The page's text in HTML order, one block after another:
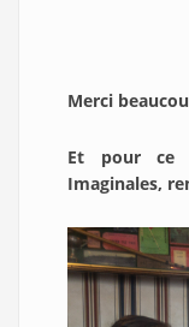
Merci
Et pour ce
Imaginales,